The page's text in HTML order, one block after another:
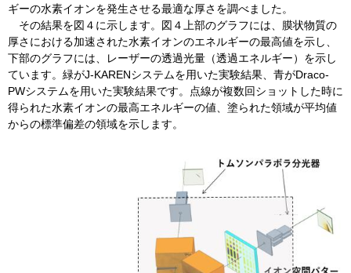
ギーの水素イオンを発生させる最適な厚さを調べました。
その結果を図４に示します。図４上部のグラフには、膜状物質の
厚さにおける加速された水素イオンのエネルギーの最高値を示し、
下部のグラフには、レーザーの透過光量（透過エネルギー）を示し
ています。緑がJ-KARENシステムを用いた実験結果、青がDraco-
PWシステムを用いた実験結果です。点線が複数回ショットした時に
得られた水素イオンの最高エネルギーの値、塗られた領域が平均値
からの標準偏差の領域を示します。